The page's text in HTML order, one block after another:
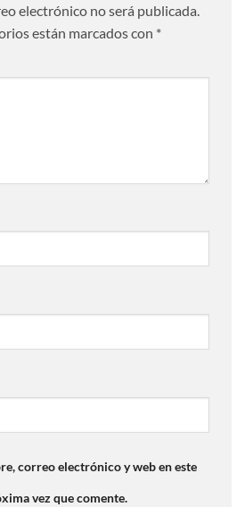
electrónico no será publicada.
están marcados con *
correo electrónico y web en este
vez que comente.